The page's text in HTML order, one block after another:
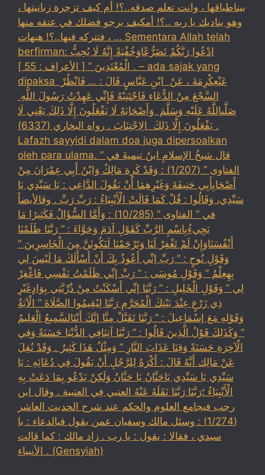
بيناطباقها ، وانت تعلم صدقه..؟! أم كيف تزجرة زبانيتها ،
وهو يناديك يا ربه ..؟! أمكيف يرجو فضلك في عتقه منها
، فتتركه فيها..؟! هيهات … Sementara Allah telah
berfirman: ادْعُوا رَبَّكُمْ تَضَرُّعًاوَخُفْيَةً إِنَّهُ لَا يُحِبُّ
الْمُعْتَدِينَ ” [ الأعراف : 55 ] . – ada sajak yang
dipaksa ‏عَنْ‏‏عِكْرِمَةَ ‏، ‏عَنْ ‏ ‏ابْنِ عَبَّاسٍ ‏‏قَالَ : … فَانْظُرْ ‏‏
السَّجْعَ ‏‏مِنْ الدُّعَاءِ فَاجْتَنِبْهُ فَإِنِّي عَهِدْتُ رَسُولَ اللَّهِ ‏
‏صَلَّىاللَّهُ عَلَيْهِ وَسَلَّمَ ‏ ‏وَأَصْحَابَهُ لَا يَفْعَلُونَ إِلَّا ذَلِكَ ‏‏يَعْنِي لَا
يَفْعَلُونَ إِلَّا ذَلِكَ ‏ ‏الِاجْتِنَابَ . رواه البخاري (6337) .
Lafazh sayyidi dalam doa juga dipersoalkan
oleh para ulama. قال شيخُ الإسلامِ ابنُ تيميةَ في ”
الفتاوى ” (1/207) : وَقَدْ كَرِهَ مَالِكٌ وَابْنُ أَبِي عِمْرَانَ مِنْ
أَصْحَابِأَبِي حَنِيفَةَ وَغَيْرِهِمَا أَنْ يَقُولَ الدَّاعِي : يَا سَيِّدِي يَا
سَيِّدِي، وَقَالُوا : قُلْ كَمَا قَالَتْ الْأَنْبِيَاءُ : رَبِّ رَبِّ . وقالأيضاً
في ” الفتاوى ” (10/285) : وَأَمَّا السُّؤَالُ فَكَثِيرًا مَا
يَجِيءُبِاسْمِ الرَّبِّ كَقَوْلِ آدَمَ وَحَوَّاءَ : ” رَبَّنَا ظَلَمْنَا
أَنْفُسَنَاوَإِنْ لَمْ تَغْفِرْ لَنَا وَتَرْحَمْنَا لَنَكُونَنَّ مِنَ الْخَاسِرِينَ ”
وَقَوْلِ نُوحٍ : ” رَبِّ إنِّي أَعُوذُ بِكَ أَنْ أَسْأَلَكَ مَا لَيْسَ لِي
بِهِعِلْمٌ ” وَقَوْلِ مُوسَى : ” رَبِّ إنِّي ظَلَمْتُ نَفْسِي فَاغْفِرْ
لِي ” وَقَوْلِ الْخَلِيلِ : ” رَبَّنَا إنِّي أَسْكَنْتُ مِنْ ذُرِّيَّتِي بِوَادٍغَيْرِ
ذِي زَرْعٍ عِنْدَ بَيْتِكَ الْمُحَرَّمِ رَبَّنَا لِيُقِيمُوا الصَّلَاةَ ” الْآيَةُ
وَقَوْلِهِ مَعَ إسْمَاعِيلَ : ” رَبَّنَا تَقَبَّلْ مِنَّا إنَّكَ أَنْتَالسَّمِيعُ الْعَلِيمُ
” وَكَذَلِكَ قَوْلُ الَّذِينَ قَالُوا : ” رَبَّنَا آتِنَافِي الدُّنْيَا حَسَنَةً وَفِي
الْآخِرَةِ حَسَنَةً وَقِنَا عَذَابَ النَّارِ ” وَمِثْلُ هَذَا كَثِيرٌ . وَقَدْ نُقِلَ
عَنْ مَالِك أَنَّهُ قَالَ : أَكْرَهُ لِلرَّجُلِ أَنْ يَقُولَ فِي دُعَائِهِ : يَا
سَيِّدِي يَا سَيِّدِي يَاحَنَّانُ يَا حَنَّانُ وَلَكِنْ يَدْعُو بِمَا دَعَتْ بِهِ
الْأَنْبِيَاءُ ؛رَبَّنَا رَبَّنَا نَقَلَهُ عَنْهُ العتبي فِي العتبية . وقال ابن
رجب فيجامع العلوم والحكم عند شرح الحديث العاشر
(1/274) : وسئل مالك وسفيان عمن يقول فيالدعاء : يا
سيدي ، فقالا : يقول : يا رب . زاد مالك : كما قالت
الأنبياء . (Gensyiah)